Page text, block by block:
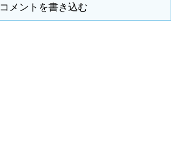
コメントを書き込む